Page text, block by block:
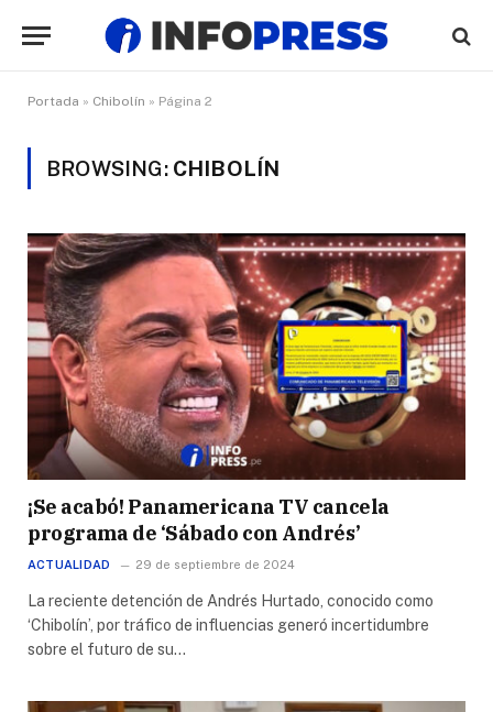
Portada » Chibolín » Página 2
BROWSING: CHIBOLÍN
¡Se acabó! Panamericana TV cancela
programa de ‘Sábado con Andrés’
ACTUALIDAD 29 de septiembre de 2024
La reciente detención de Andrés Hurtado, conocido como
‘Chibolín’, por tráfico de influencias generó incertidumbre
sobre el futuro de su…